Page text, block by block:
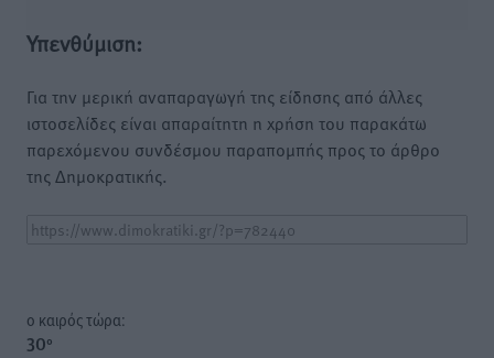
Υπενθύμιση:
Για την μερική αναπαραγωγή της είδησης από άλλες
ιστοσελίδες είναι απαραίτητη η χρήση του παρακάτω
παρεχόμενου συνδέσμου παραπομπής προς το άρθρο
της Δημοκρατικής.
o καιρός τώρα:
30°